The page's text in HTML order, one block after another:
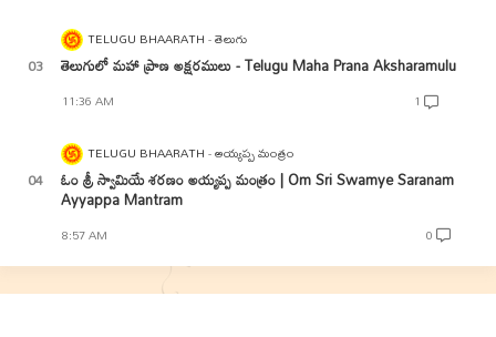
TELUGU BHAARATH తెలుగు
తెలుగులో మహా ప్రాణ అక్షరములు - Telugu Maha Prana Aksharamulu
11:36 AM 1
TELUGU BHAARATH అయ్యప్ప మంత్రం
ఓం శ్రీ స్వామియే శరణం అయ్యప్ప మంత్రం | Om Sri Swamye Saranam
Ayyappa Mantram
8:57 AM 0